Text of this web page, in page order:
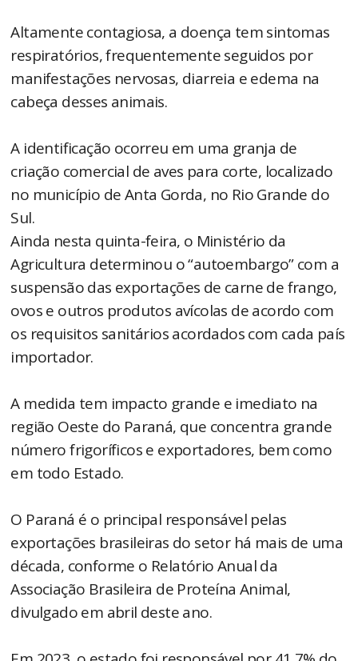
Altamente contagiosa, a doença tem sintomas
respiratórios, frequentemente seguidos por
manifestações nervosas, diarreia e edema na
cabeça desses animais.
A identificação ocorreu em uma granja de
criação comercial de aves para corte, localizado
no município de Anta Gorda, no Rio Grande do
Sul.
Ainda nesta quinta-feira, o Ministério da
Agricultura determinou o “autoembargo” com a
suspensão das exportações de carne de frango,
ovos e outros produtos avícolas de acordo com
os requisitos sanitários acordados com cada país
importador.
A medida tem impacto grande e imediato na
região Oeste do Paraná, que concentra grande
número frigoríficos e exportadores, bem como
em todo Estado.
O Paraná é o principal responsável pelas
exportações brasileiras do setor há mais de uma
década, conforme o Relatório Anual da
Associação Brasileira de Proteína Animal,
divulgado em abril deste ano.